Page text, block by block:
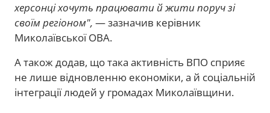
херсонці хочуть працювати й жити поруч зі
своїм регіоном", — зазначив керівник
Миколаївської ОВА.
А також додав, що така активність ВПО сприяє
не лише відновленню економіки, а й соціальній
інтеграції людей у громадах Миколаївщини.